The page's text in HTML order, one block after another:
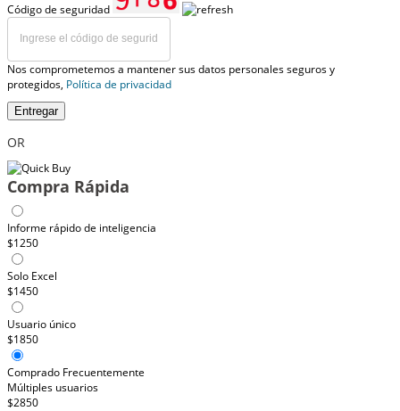
Código de seguridad
Nos comprometemos a mantener sus datos personales seguros y
protegidos, Política de privacidad
Entregar
OR
Compra Rápida
Informe rápido de inteligencia
$1250
Solo Excel
$1450
Usuario único
$1850
Comprado Frecuentemente
Múltiples usuarios
$2850